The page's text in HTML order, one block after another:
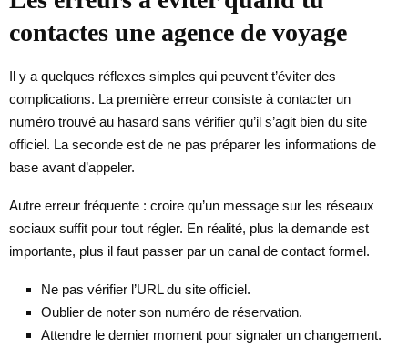
contactes une agence de voyage
Il y a quelques réflexes simples qui peuvent t’éviter des
complications. La première erreur consiste à contacter un
numéro trouvé au hasard sans vérifier qu’il s’agit bien du site
officiel. La seconde est de ne pas préparer les informations de
base avant d’appeler.
Autre erreur fréquente : croire qu’un message sur les réseaux
sociaux suffit pour tout régler. En réalité, plus la demande est
importante, plus il faut passer par un canal de contact formel.
Ne pas vérifier l’URL du site officiel.
Oublier de noter son numéro de réservation.
Attendre le dernier moment pour signaler un changement.